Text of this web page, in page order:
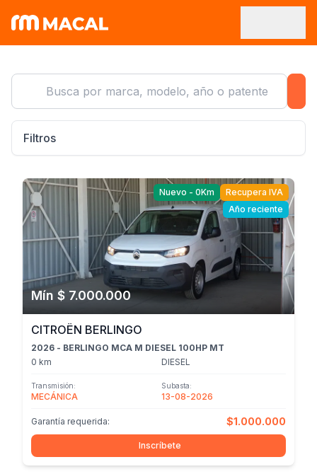
Filtros
Nuevo - 0Km
Recupera IVA
Año reciente
Mín $ 7.000.000
CITROËN BERLINGO
2026 - BERLINGO MCA M DIESEL 100HP MT
0 km
DIESEL
Transmisión:
MECÁNICA
Subasta:
13-08-2026
Garantía requerida: $1.000.000
Inscríbete